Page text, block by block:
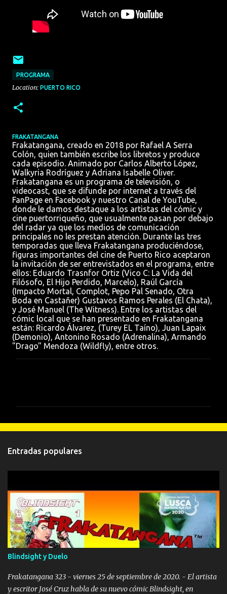
PROGRAMA
Location: PUERTO RICO
FRAKATANGANA
Frakatangana, creado en 2018 por Rafael A Serra
Colón, quien también escribe los libretos y produce
cada episodio. Animado por Carlos Alberto López,
Walkyria Rodríguez y Adriana Isabelle Oliver.
Frakatangana es un programa de televisión, o
videocast, que se difunde por internet a través del
FanPage en Facebook y nuestro Canal de YouTube,
donde le damos destaque a los artistas del cómic y
cine puertorriqueño, que usualmente pasan por debajo
del radar ya que los medios de comunicación
principales no les prestan atención. Durante las tres
temporadas que lleva Frakatangana produciéndose,
figuras importantes del cine de Puerto Rico aceptaron
la invitación de ser entrevistados en el programa, entre
ellos: Eduardo Trasnfor Ortiz (Vico C: La Vida del
Filósofo, El Hijo Perdido, Marcelo), Raúl García
(Impacto Mortal, Complot, Pepo Pal Senado, Otra
Boda en Castañer) Gustavos Ramos Perales (El Chata),
y José Manuel (The Witness). Entre los artistas del
cómic local que se han presentado en Frakatangana
están: Ricardo Álvarez, (Turey EL Taíno), Juan Lapaix
(Demonio), Antonino Rosado (Adrenalina), Armando
"Drago" Mendoza (Wildfly), entre otros.
n
t
i
o
s
Entradas populares
Blindsight y Duelo
Frakatangana 323 - viernes 25 de septiembre de 2020. - El artista
y escritor José Cruz habla de su nuevo cómic Blindsight, en